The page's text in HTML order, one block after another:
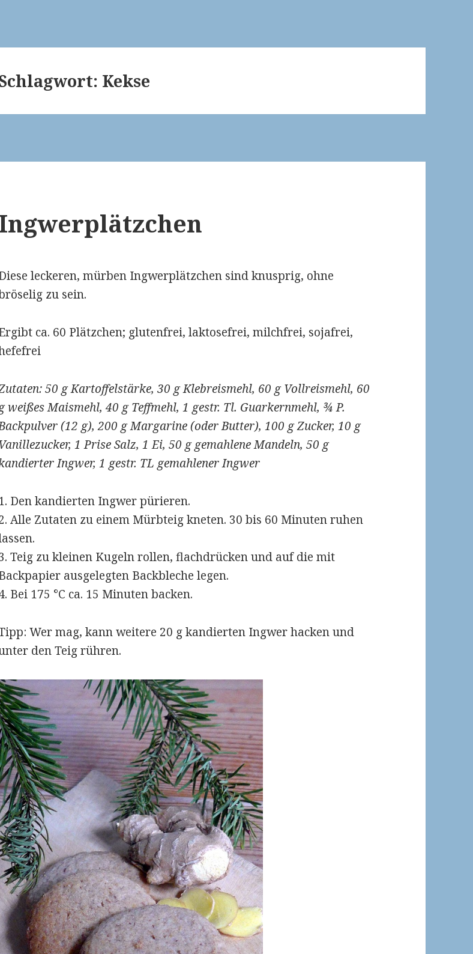
Kekse
leckeren, mürben Ingwerplätzchen sind knusprig, ohne
zu sein.
ca. 60 Plätzchen; glutenfrei, laktosefrei, milchfrei, sojafrei,
50 g Kartoffelstärke, 30 g Klebreismehl, 60 g Vollreismehl, 60
weißes Maismehl, 40 g Teffmehl, 1 gestr. Tl. Guarkernmehl, ¾ P.
(12 g), 200 g Margarine (oder Butter), 100 g Zucker, 10 g
1 Prise Salz, 1 Ei, 50 g gemahlene Mandeln, 50 g
Ingwer, 1 gestr. TL gemahlener Ingwer
Den kandierten Ingwer pürieren.
Alle Zutaten zu einem Mürbteig kneten. 30 bis 60 Minuten ruhen
Teig zu kleinen Kugeln rollen, flachdrücken und auf die mit
ausgelegten Backbleche legen.
Bei 175 °C ca. 15 Minuten backen.
Wer mag, kann weitere 20 g kandierten Ingwer hacken und
den Teig rühren.